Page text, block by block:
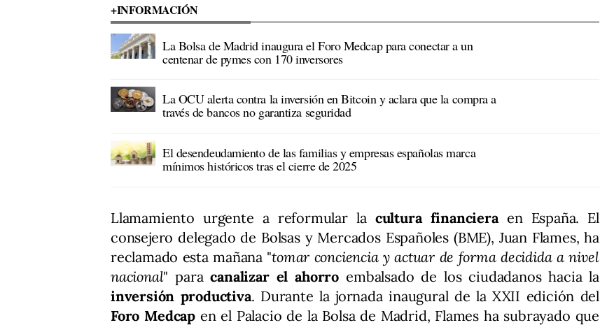
+INFORMACIÓN
La Bolsa de Madrid inaugura el Foro Medcap para conectar a un
centenar de pymes con 170 inversores
La OCU alerta contra la inversión en Bitcoin y aclara que la compra a
través de bancos no garantiza seguridad
El desendeudamiento de las familias y empresas españolas marca
mínimos históricos tras el cierre de 2025
Llamamiento urgente a reformular la cultura financieraen España. El
consejero delegado de Bolsas y Mercados Españoles (BME), Juan Flames, ha
reclamado esta mañana "tomar conciencia y actuar de forma decidida a nivel
nacional" paracanalizar el ahorro embalsado de los ciudadanos hacia la
inversión productiva. Durante la jornada inaugural de la XXII edición del
Foro Medcapen el Palacio de la Bolsa de Madrid, Flames ha subrayado que